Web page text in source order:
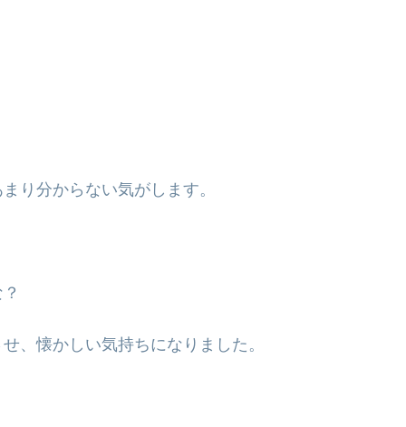
り分からない気がします。
、懐かしい気持ちになりました。